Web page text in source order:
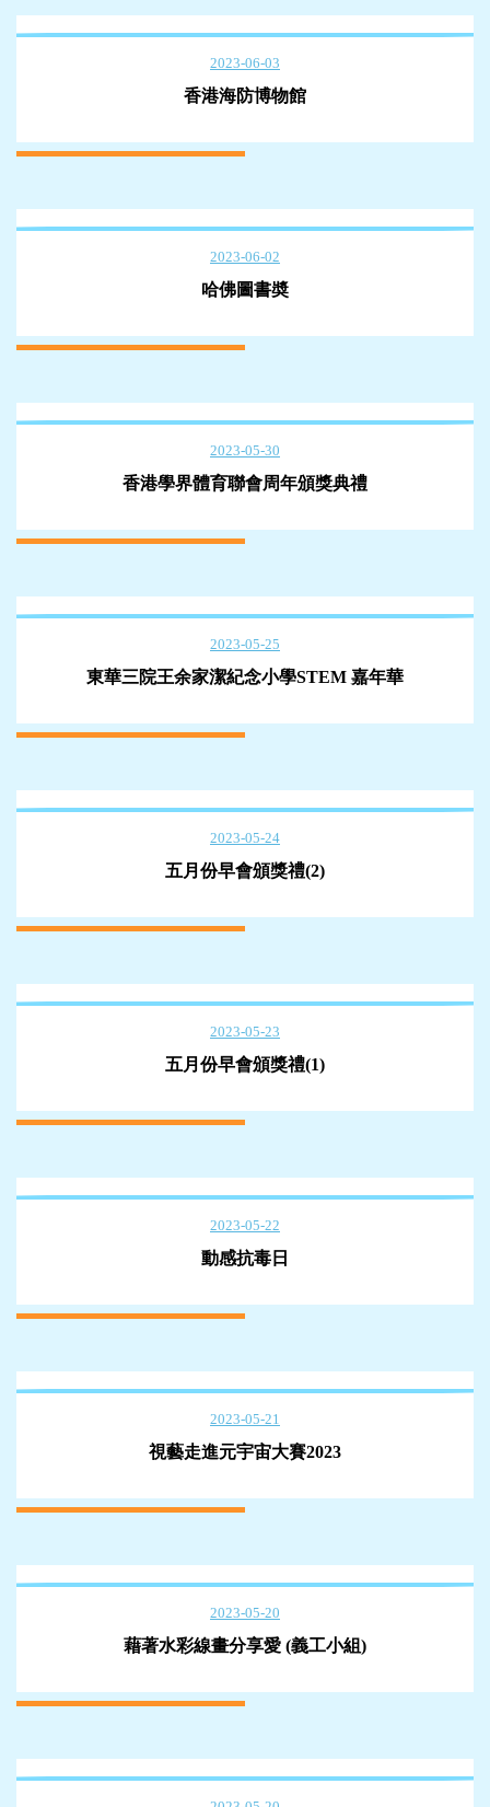
2023-06-03
香港海防博物館
2023-06-02
哈佛圖書奬
2023-05-30
香港學界體育聯會周年頒獎典禮
2023-05-25
東華三院王余家潔紀念小學STEM 嘉年華
2023-05-24
五月份早會頒獎禮(2)
2023-05-23
五月份早會頒獎禮(1)
2023-05-22
動感抗毒日
2023-05-21
視藝走進元宇宙大賽2023
2023-05-20
藉著水彩線畫分享愛 (義工小組)